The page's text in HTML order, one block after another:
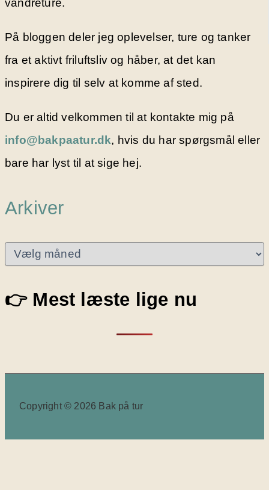
vandreture.
På bloggen deler jeg oplevelser, ture og tanker
fra et aktivt friluftsliv og håber, at det kan
inspirere dig til selv at komme af sted.
Du er altid velkommen til at kontakte mig på
info@bakpaatur.dk, hvis du har spørgsmål eller
bare har lyst til at sige hej.
Arkiver
v
e
👉 Mest læste lige nu
Copyright © 2026 Bak på tur